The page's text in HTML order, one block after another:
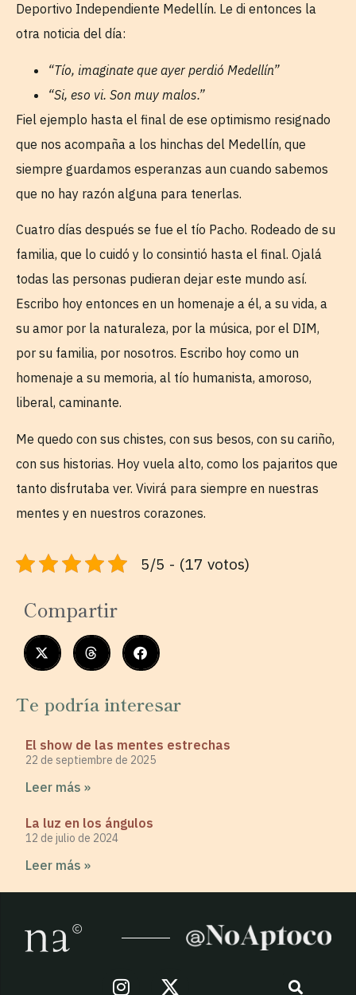
Deportivo Independiente Medellín. Le di entonces la
otra noticia del día:
“Tío, imaginate que ayer perdió Medellín”
“Si, eso vi. Son muy malos.”
Fiel ejemplo hasta el final de ese optimismo resignado
que nos acompaña a los hinchas del Medellín, que
siempre guardamos esperanzas aun cuando sabemos
que no hay razón alguna para tenerlas.
Cuatro días después se fue el tío Pacho. Rodeado de su
familia, que lo cuidó y lo consintió hasta el final. Ojalá
todas las personas pudieran dejar este mundo así.
Escribo hoy entonces en un homenaje a él, a su vida, a
su amor por la naturaleza, por la música, por el DIM,
por su familia, por nosotros. Escribo hoy como un
homenaje a su memoria, al tío humanista, amoroso,
liberal, caminante.
Me quedo con sus chistes, con sus besos, con su cariño,
con sus historias. Hoy vuela alto, como los pajaritos que
tanto disfrutaba ver. Vivirá para siempre en nuestras
mentes y en nuestros corazones.
5/5 - (17 votos)
Compartir
Te podría interesar
El show de las mentes estrechas
22 de septiembre de 2025
Leer más »
La luz en los ángulos
12 de julio de 2024
Leer más »